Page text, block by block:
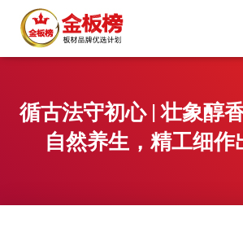
循古法守初心 | 壮象醇
自然养生，精工细作